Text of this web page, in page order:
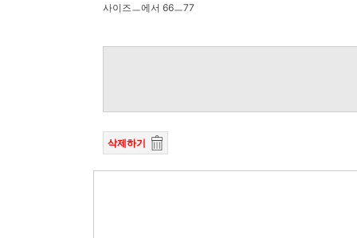
사이즈ㅡ에서 66ㅡ77
삭제하기